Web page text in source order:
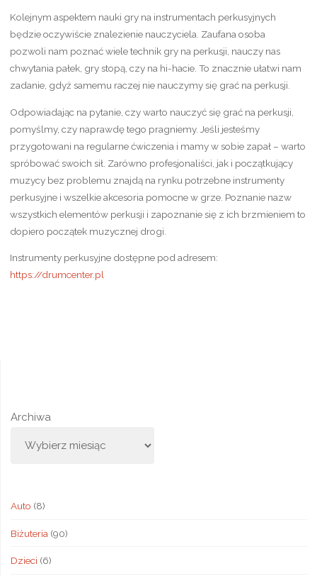
Kolejnym aspektem nauki gry na instrumentach perkusyjnych
będzie oczywiście znalezienie nauczyciela. Zaufana osoba
pozwoli nam poznać wiele technik gry na perkusji, nauczy nas
chwytania pałek, gry stopą, czy na hi-hacie. To znacznie ułatwi nam
zadanie, gdyż samemu raczej nie nauczymy się grać na perkusji.
Odpowiadając na pytanie, czy warto nauczyć się grać na perkusji,
pomyślmy, czy naprawdę tego pragniemy. Jeśli jesteśmy
przygotowani na regularne ćwiczenia i mamy w sobie zapał – warto
spróbować swoich sił. Zarówno profesjonaliści, jak i początkujący
muzycy bez problemu znajdą na rynku potrzebne instrumenty
perkusyjne i wszelkie akcesoria pomocne w grze. Poznanie nazw
wszystkich elementów perkusji i zapoznanie się z ich brzmieniem to
dopiero początek muzycznej drogi.
Instrumenty perkusyjne dostępne pod adresem:
https://drumcenter.pl
Archiwa
Auto (8)
Biżuteria (90)
Dzieci (6)